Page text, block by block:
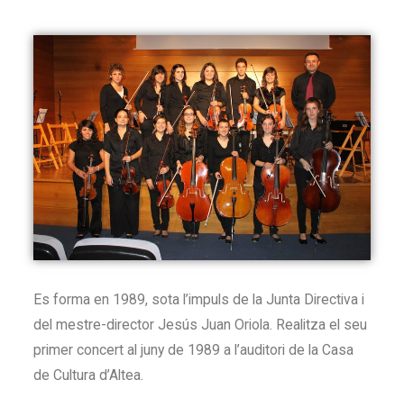
Es forma en 1989, sota l’impuls de la Junta Directiva i
del mestre-director Jesús Juan Oriola. Realitza el seu
primer concert al juny de 1989 a l’auditori de la Casa
de Cultura d’Altea.